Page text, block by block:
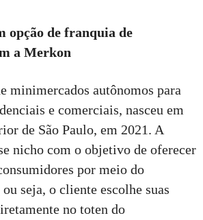
opção de franquia de
a Merkon
minimercados autônomos para
e comerciais, nasceu em
de São Paulo, em 2021. A
nicho com o objetivo de oferecer
por meio do
seja, o cliente escolhe suas
no toten do